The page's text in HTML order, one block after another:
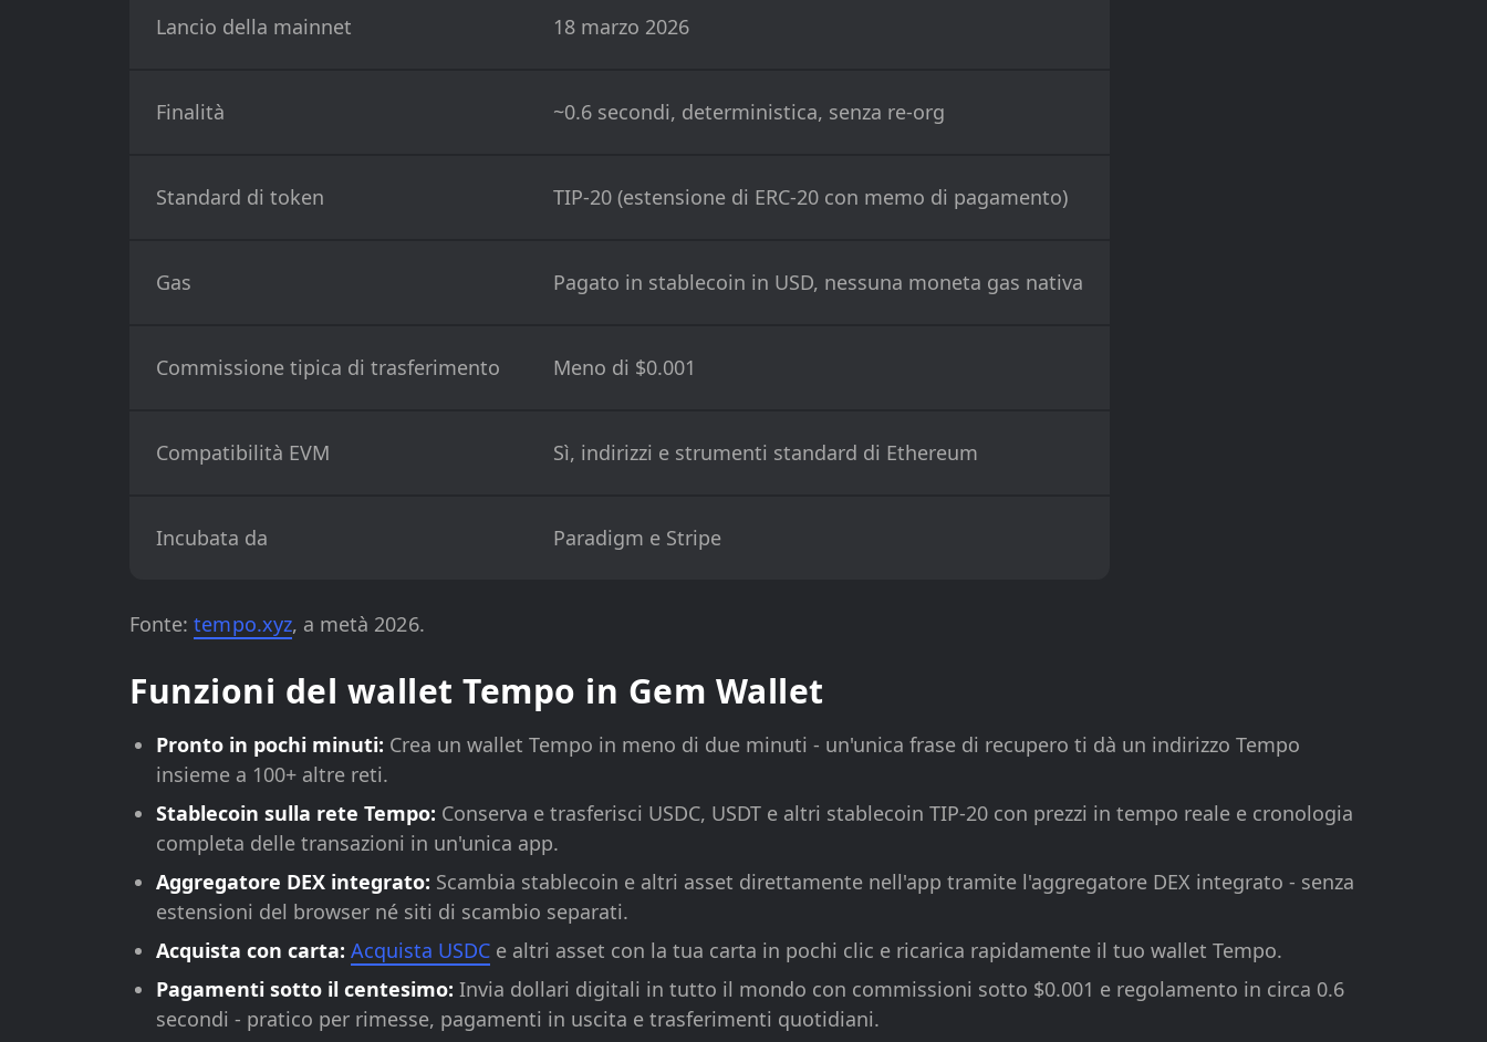
Lancio della mainnet 18 marzo 2026
Finalità ~0.6 secondi, deterministica, senza re-org
Standard di token TIP-20 (estensione di ERC-20 con memo di pagamento)
Gas Pagato in stablecoin in USD, nessuna moneta gas nativa
Commissione tipica di trasferimento Meno di $0.001
Compatibilità EVM Sì, indirizzi e strumenti standard di Ethereum
Incubata da Paradigm e Stripe
Fonte:tempo.xyz, a metà 2026.
Funzioni del wallet Tempo in Gem Wallet
Pronto in pochi minuti: Crea un wallet Tempo in meno di due minuti - un'unica frase di recupero ti dà un indirizzo Tempo
insieme a 100+ altre reti.
Stablecoin sulla rete Tempo: Conserva e trasferisci USDC, USDT e altri stablecoin TIP-20 con prezzi in tempo reale e cronologia
completa delle transazioni in un'unica app.
Aggregatore DEX integrato: Scambia stablecoin e altri asset direttamente nell'app tramite l'aggregatore DEX integrato - senza
estensioni del browser né siti di scambio separati.
Acquista con carta: Acquista USDC e altri asset con la tua carta in pochi clic e ricarica rapidamente il tuo wallet Tempo.
Pagamenti sotto il centesimo: Invia dollari digitali in tutto il mondo con commissioni sotto $0.001 e regolamento in circa 0.6
secondi - pratico per rimesse, pagamenti in uscita e trasferimenti quotidiani.